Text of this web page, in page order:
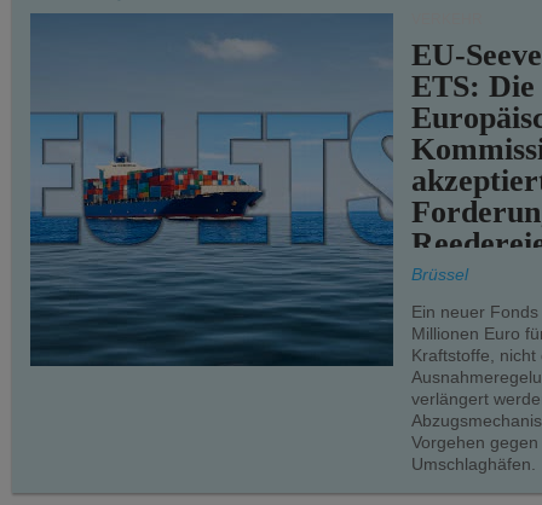
EU-
ETS: Die
teilweise.
Brüssel
Ein neuer
Millionen Euro
Kraftstoffe, nicht
verlängert
Vorgehen
Umschlaghäfen.